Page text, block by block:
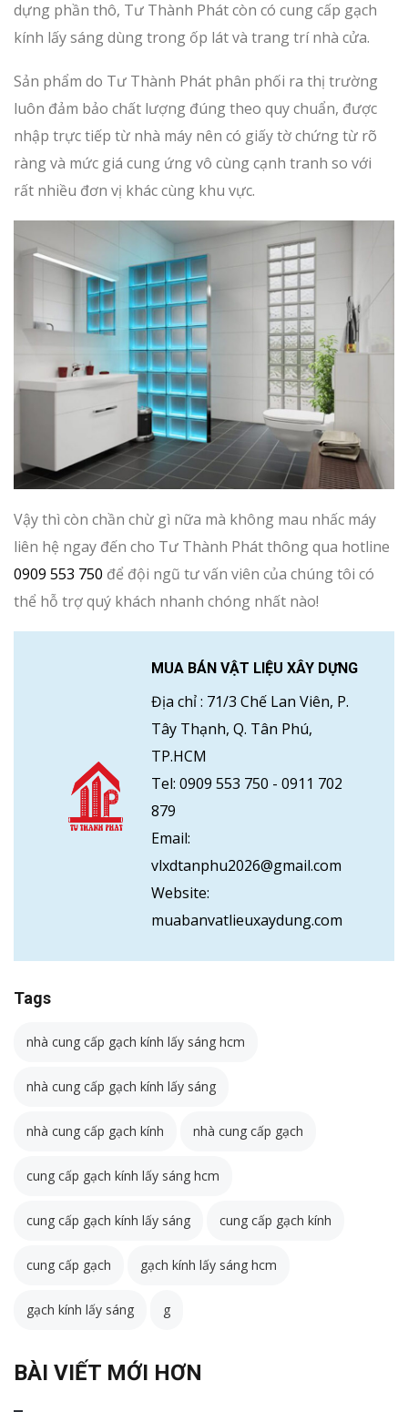
dựng phần thô, Tư Thành Phát còn có cung cấp gạch
kính lấy sáng dùng trong ốp lát và trang trí nhà cửa.
Sản phẩm do Tư Thành Phát phân phối ra thị trường
luôn đảm bảo chất lượng đúng theo quy chuẩn, được
nhập trực tiếp từ nhà máy nên có giấy tờ chứng từ rõ
ràng và mức giá cung ứng vô cùng cạnh tranh so với
rất nhiều đơn vị khác cùng khu vực.
Vậy thì còn chần chừ gì nữa mà không mau nhấc máy
liên hệ ngay đến cho Tư Thành Phát thông qua hotline
0909 553 750 để đội ngũ tư vấn viên của chúng tôi có
thể hỗ trợ quý khách nhanh chóng nhất nào!
MUA BÁN VẬT LIỆU XÂY DỰNG
Địa chỉ : 71/3 Chế Lan Viên, P.
Tây Thạnh, Q. Tân Phú,
TP.HCM
Tel: 0909 553 750 - 0911 702
879
Email:
vlxdtanphu2026@gmail.com
Website:
muabanvatlieuxaydung.com
Tags
nhà cung cấp gạch kính lấy sáng hcm
nhà cung cấp gạch kính lấy sáng
nhà cung cấp gạch kính nhà cung cấp gạch
cung cấp gạch kính lấy sáng hcm
cung cấp gạch kính lấy sáng cung cấp gạch kính
cung cấp gạch gạch kính lấy sáng hcm
gạch kính lấy sáng g
BÀI VIẾT MỚI HƠN